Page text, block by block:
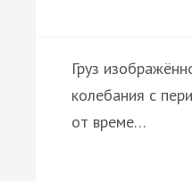
Груз
колебания с
от време…